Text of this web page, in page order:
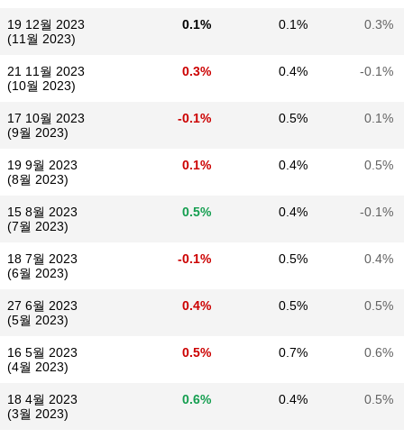
19 12월 2023
(11월 2023)
0.1% 0.1% 0.3%
21 11월 2023
(10월 2023)
0.3% 0.4% -0.1%
17 10월 2023
(9월 2023)
-0.1% 0.5% 0.1%
19 9월 2023
(8월 2023)
0.1% 0.4% 0.5%
15 8월 2023
(7월 2023)
0.5% 0.4% -0.1%
18 7월 2023
(6월 2023)
-0.1% 0.5% 0.4%
27 6월 2023
(5월 2023)
0.4% 0.5% 0.5%
16 5월 2023
(4월 2023)
0.5% 0.7% 0.6%
18 4월 2023
(3월 2023)
0.6% 0.4% 0.5%